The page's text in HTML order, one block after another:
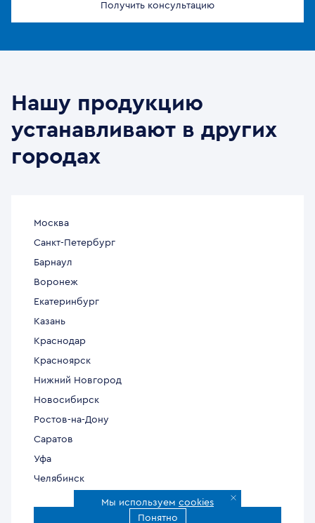
Получить консультацию
Нашу продукцию
устанавливают в других
городах
Москва
Санкт-Петербург
Барнаул
Воронеж
Екатеринбург
Казань
Краснодар
Красноярск
Нижний Новгород
Новосибирск
Ростов-на-Дону
Саратов
Уфа
Челябинск
Мы используем cookies
Понятно